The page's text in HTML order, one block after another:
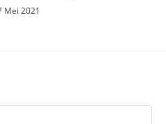
Mei 2021